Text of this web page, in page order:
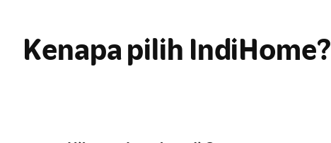
Kenapa pilih IndiHome?